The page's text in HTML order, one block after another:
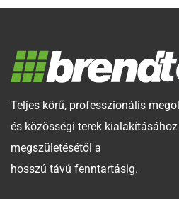
Teljes körű, professzionális
és közösségi terek
megszületésétől a
hosszú távú fenntartásig.